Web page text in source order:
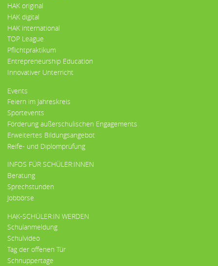
HAK original
HAK digital
HAK international
TOP League
Pflichtpraktikum
Entrepreneurship Education
Innovativer Unterricht
Events
Feiern im Jahreskreis
Sportevents
Förderung außerschulischen Engagements
Erweitertes Bildungsangebot
Reife- und Diplomprüfung
INFOS FÜR SCHÜLER:INNEN
Beratung
Sprechstunden
Jobbörse
HAK-SCHÜLER:IN WERDEN
Schulanmeldung
Schulvideo
Tag der offenen Tür
Schnuppertage